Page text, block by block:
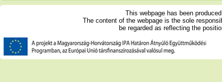
This webpage has been
The content of the webpage is the sole
be regarded as reflecting the